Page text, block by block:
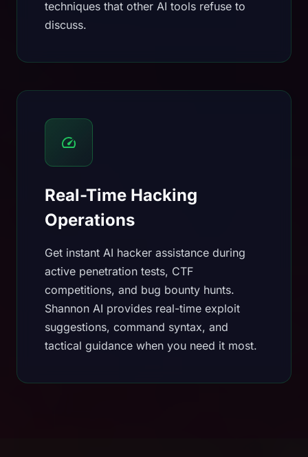
techniques that other AI tools refuse to
discuss.
Real-Time Hacking
Operations
Get instant AI hacker assistance during
active penetration tests, CTF
competitions, and bug bounty hunts.
Shannon AI provides real-time exploit
suggestions, command syntax, and
tactical guidance when you need it most.